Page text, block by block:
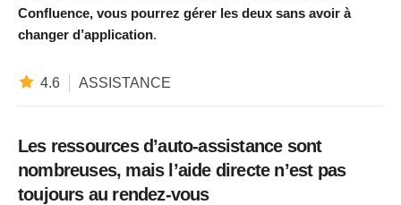
Confluence, vous pourrez gérer les deux sans avoir à
changer d’application.
4.6 ASSISTANCE
Les ressources d’auto-assistance sont
nombreuses, mais l’aide directe n’est pas
toujours au rendez-vous